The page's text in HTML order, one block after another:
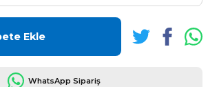
Ekle
WhatsApp Sipariş